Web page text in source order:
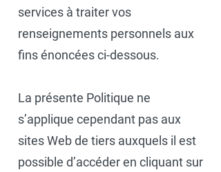
services à traiter vos
renseignements personnels aux
fins énoncées ci-dessous.
La présente Politique ne
s’applique cependant pas aux
sites Web de tiers auxquels il est
possible d’accéder en cliquant sur